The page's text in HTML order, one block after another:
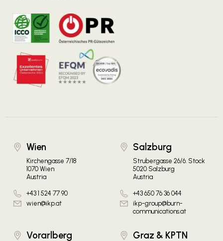
Wien
Kirchengasse 7/18
1070 Wien
Austria
+43 1 524 77 90
wien@ikp.at
Salzburg
Strubergasse 26/6. Stock
5020 Salzburg
Austria
+43 650 76 36 044
ikp-group@burn-
communications.at
Vorarlberg Graz & KPTN